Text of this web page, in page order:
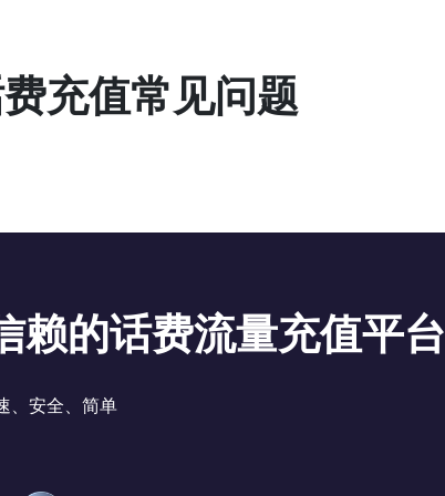
充值常见问题
赖的话费流量充值平台
、安全、简单